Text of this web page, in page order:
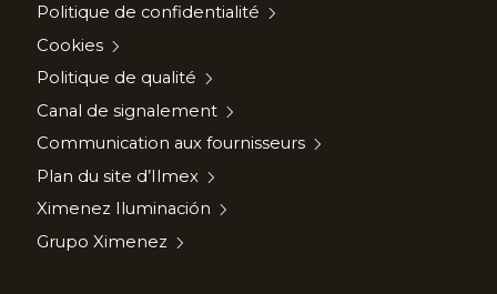
Politique de confidentialité
Cookies
Politique de qualité
Canal de signalement
Communication aux fournisseurs
Plan du site d’Ilmex
Ximenez Iluminación
Grupo Ximenez